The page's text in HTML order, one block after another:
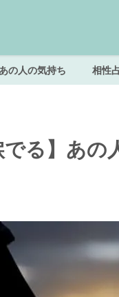
の人の気持ち 相性
でる】あ